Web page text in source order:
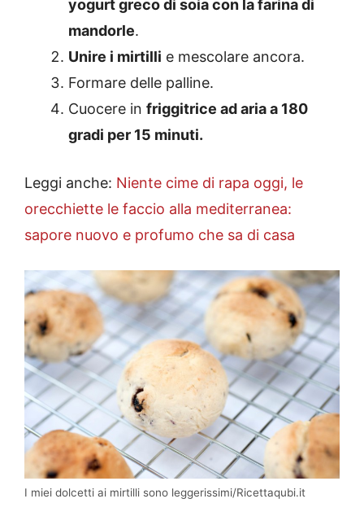
yogurt greco di soia con la farina di
mandorle.
Unire i mirtilli e mescolare ancora.
Formare delle palline.
Cuocere in friggitrice ad aria a 180
gradi per 15 minuti.
Leggi anche: Niente cime di rapa oggi, le
orecchiette le faccio alla mediterranea:
sapore nuovo e profumo che sa di casa
I miei dolcetti ai mirtilli sono leggerissimi/Ricettaqubi.it